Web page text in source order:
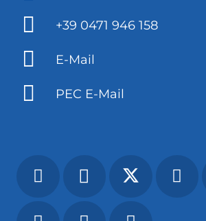
+39 0471 946 158
E-Mail
PEC E-Mail